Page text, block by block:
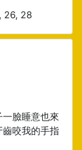
26, 28
臉睡意也來
咬我的手指